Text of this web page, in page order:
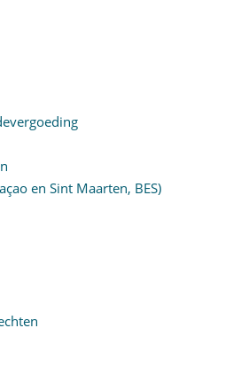
en Sint Maarten, BES)